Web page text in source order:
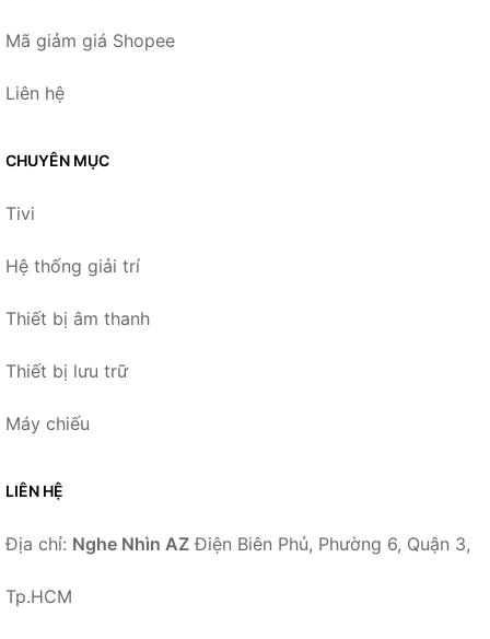
Mã giảm giá Shopee
Liên hệ
CHUYÊN MỤC
Tivi
Hệ thống giải trí
Thiết bị âm thanh
Thiết bị lưu trữ
Máy chiếu
LIÊN HỆ
Địa chỉ: Nghe Nhìn AZ Điện Biên Phủ, Phường 6, Quận 3,
Tp.HCM